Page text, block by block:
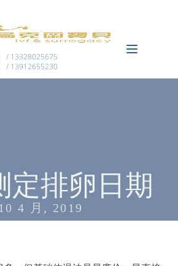
/ 13328025675
/ 13912655230
定排卵日期
10 4 月, 2019